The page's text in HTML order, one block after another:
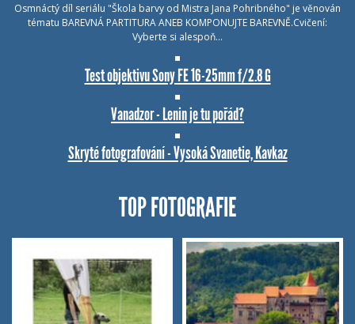
Osmnáctý díl seriálu "Škola barvy od Mistra Jana Pohribného" je věnován
tématu BAREVNÁ PARTITURA ANEB KOMPONUJTE BAREVNĚ.Cvičení:
Vyberte si alespoň…
Test objektivu Sony FE 16-25mm f/2.8 G
Vanadzor - Lenin je tu pořád?
Skryté fotografování - Vysoká Svanetie, Kavkaz
TOP FOTOGRAFIE